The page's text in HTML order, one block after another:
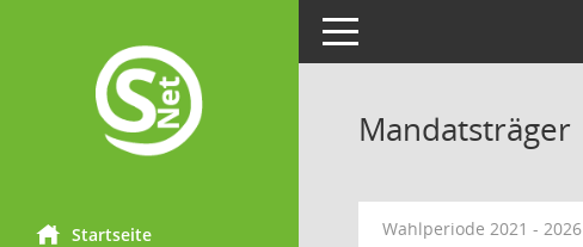
Startseite
Toggle navigation
Mandatsträger
Wahlperiode 2021 - 2026